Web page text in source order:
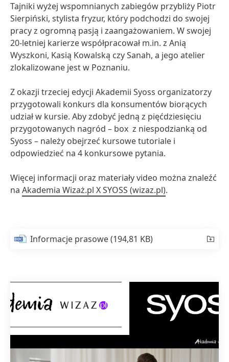
Tajniki wyżej wspomnianych zabiegów przybliży Piotr
Sierpiński, stylista fryzur, który podchodzi do swojej
pracy z ogromną pasją i zaangażowaniem. W swojej
20-letniej karierze współpracował m.in. z Anią
Wyszkoni, Kasią Kowalską czy Sanah, a jego atelier
zlokalizowane jest w Poznaniu.
Z okazji trzeciej edycji Akademii Syoss organizatorzy
przygotowali konkurs dla konsumentów biorących
udział w kursie. Aby zdobyć jedną z pięćdziesięciu
przygotowanych nagród – box z niespodzianką od
Syoss – należy obejrzeć kursowe tutoriale i
odpowiedzieć na 4 konkursowe pytania.
Więcej informacji oraz materiały video można znaleźć
na Akademia Wizaż.pl X SYOSS (wizaz.pl).
Informacje prasowe(194,81 KB)